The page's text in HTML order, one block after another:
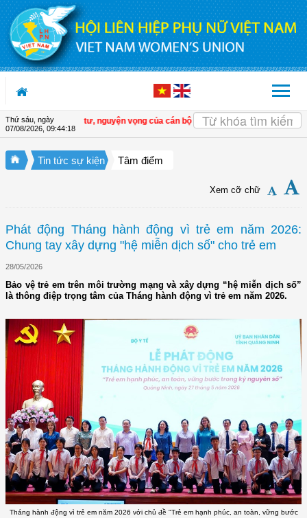
Truy cập nội dung luôn
Thứ sáu, ngày
07/08/2026, 09:44:19
lắng nghe tâm tư, nguyện vọng của cán bộ Hội ở cơ sở | Đồng Tháp: Tập
Tin tức sự kiện Tâm điểm
Xem cỡ chữ
Phát động Tháng hành động vì trẻ em năm 2026:
Chung tay xây dựng "hệ miễn dịch số" cho trẻ em
28/05/2026
Bảo vệ trẻ em trên môi trường mạng và xây dựng “hệ miễn dịch số”
là thông điệp trọng tâm của Tháng hành động vì trẻ em năm 2026.
Tháng hành động vì trẻ em năm 2026 với chủ đề "Trẻ em hạnh phúc, an toàn, vững bước